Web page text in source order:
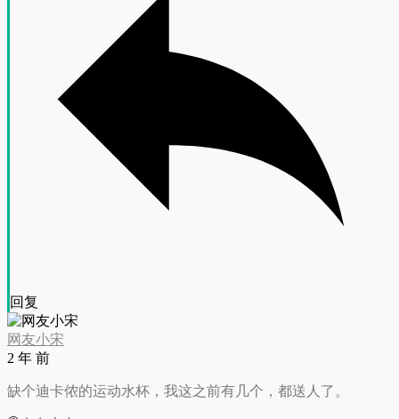
回复
网友小宋
2 年 前
缺个迪卡侬的运动水杯，我这之前有几个，都送人了。